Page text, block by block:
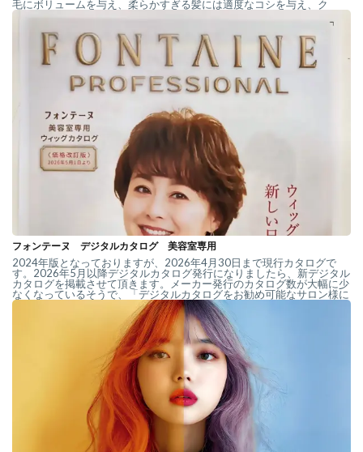
毛にボリュームを与え、柔らかすぎる髪には適度なコシを与え、ク
フォンテーヌ デジタルカタログ 美容室専用
2024年版となっておりますが、2026年4月30日まで現行カタログで
す。2026年5月以降デジタルカタログ発行になりましたら、新デジタル
カタログを掲載させて頂きます。メーカー発行のカタログ数が大幅に少
なくなっているそうで、「デジタルカタログをお勧め可能なサロン様に